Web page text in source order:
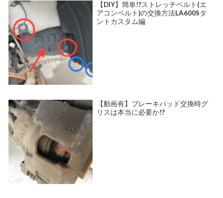
【DIY】簡単!?ストレッチベルト(エ
アコンベルト)の交換方法LA600Sタ
ントカスタム編
【動画有】ブレーキパッド交換時グ
リスは本当に必要か!?